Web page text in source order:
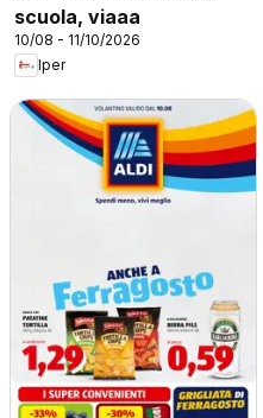
scuola, viaaa
10/08 - 11/10/2026
Iper